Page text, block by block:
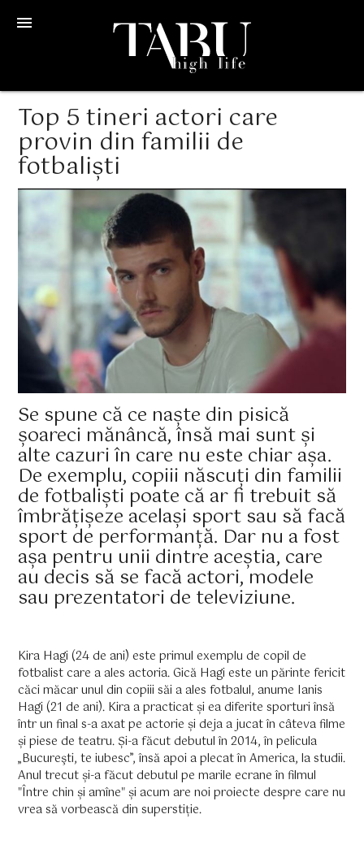
menu
Top 5 tineri actori care
provin din familii de
fotbaliști
Se spune că ce naște din pisică
șoareci mănâncă, însă mai sunt și
alte cazuri în care nu este chiar așa.
De exemplu, copiii născuți din familii
de fotbaliști poate că ar fi trebuit să
îmbrățișeze același sport sau să facă
sport de performanță. Dar nu a fost
așa pentru unii dintre aceștia, care
au decis să se facă actori, modele
sau prezentatori de televiziune.
Kira Hagi (24 de ani) este primul exemplu de copil de
fotbalist care a ales actoria. Gică Hagi este un părinte fericit
căci măcar unul din copiii săi a ales fotbalul, anume Ianis
Hagi (21 de ani). Kira a practicat și ea diferite sporturi însă
într un final s-a axat pe actorie și deja a jucat în câteva filme
și piese de teatru. Și-a făcut debutul în 2014, în pelicula
„Bucureşti, te iubesc”, însă apoi a plecat în America, la studii.
Anul trecut și-a făcut debutul pe marile ecrane în filmul
"Între chin și amîne" și acum are noi proiecte despre care nu
vrea să vorbească din superstiție.